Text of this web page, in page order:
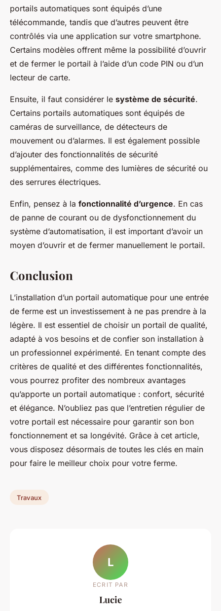
portails automatiques sont équipés d’une
télécommande, tandis que d’autres peuvent être
contrôlés via une application sur votre smartphone.
Certains modèles offrent même la possibilité d’ouvrir
et de fermer le portail à l’aide d’un code PIN ou d’un
lecteur de carte.
Ensuite, il faut considérer le système de sécurité.
Certains portails automatiques sont équipés de
caméras de surveillance, de détecteurs de
mouvement ou d’alarmes. Il est également possible
d’ajouter des fonctionnalités de sécurité
supplémentaires, comme des lumières de sécurité ou
des serrures électriques.
Enfin, pensez à la fonctionnalité d’urgence. En cas
de panne de courant ou de dysfonctionnement du
système d’automatisation, il est important d’avoir un
moyen d’ouvrir et de fermer manuellement le portail.
Conclusion
L’installation d’un portail automatique pour une entrée
de ferme est un investissement à ne pas prendre à la
légère. Il est essentiel de choisir un portail de qualité,
adapté à vos besoins et de confier son installation à
un professionnel expérimenté. En tenant compte des
critères de qualité et des différentes fonctionnalités,
vous pourrez profiter des nombreux avantages
qu’apporte un portail automatique : confort, sécurité
et élégance. N’oubliez pas que l’entretien régulier de
votre portail est nécessaire pour garantir son bon
fonctionnement et sa longévité. Grâce à cet article,
vous disposez désormais de toutes les clés en main
pour faire le meilleur choix pour votre ferme.
Travaux
L
ECRIT PAR
Lucie